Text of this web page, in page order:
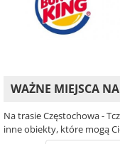
WAŻNE MIEJSCA
Na trasie Częstochowa -
inne obiekty, które mogą